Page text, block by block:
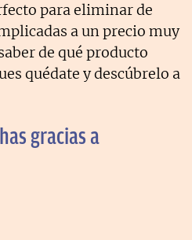
para eliminar de
a un precio muy
de qué producto
quédate y descúbrelo a
gracias a